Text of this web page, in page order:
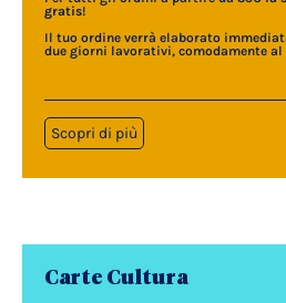
gratis!
Il tuo ordine verrà elaborato
due giorni lavorativi, comodamente
Scopri di più
Carte Cultura